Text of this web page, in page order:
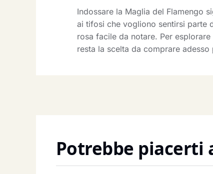
Indossare la Maglia del Flamengo
ai tifosi che vogliono sentirsi parte
rosa facile da notare. Per
resta la scelta da comprare
Potrebbe piacerti